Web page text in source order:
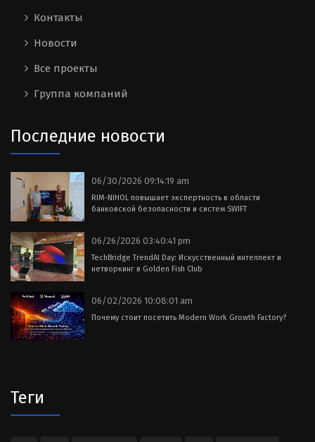
Контакты
Новости
Все проекты
Группа компаний
Последние новости
06/30/2026 09:14:19 am
RIM-NIHOL повышает экспертность в области
банковской безопасности и систем SWIFT
06/26/2026 03:40:41 pm
TechBridge TrendAI Day: Искусственный интеллект и
нетворкинг в Golden Fish Club
06/02/2026 10:08:01 am
Почему стоит посетить Modern Work Growth Factory?
Теги